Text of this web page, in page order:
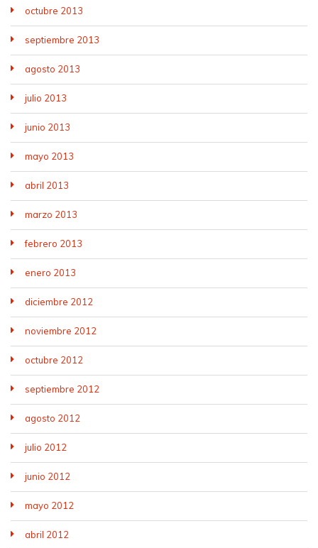
octubre 2013
septiembre 2013
agosto 2013
julio 2013
junio 2013
mayo 2013
abril 2013
marzo 2013
febrero 2013
enero 2013
diciembre 2012
noviembre 2012
octubre 2012
septiembre 2012
agosto 2012
julio 2012
junio 2012
mayo 2012
abril 2012